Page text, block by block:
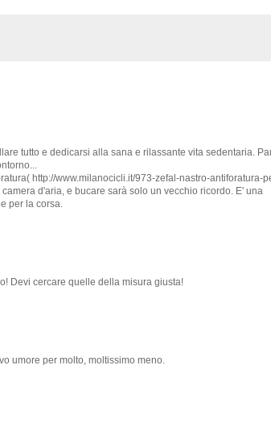
tutto e dedicarsi alla sana e rilassante vita sedentaria.
http://www.milanocicli.it/973-zefal-nastro-antiforatura-
d'aria, e bucare sarà solo un vecchio ricordo. E' una
per la corsa.
Devi cercare quelle della misura giusta!
umore per molto, moltissimo meno.